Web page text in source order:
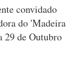
convidado
do 'Madeira
29 de Outubro